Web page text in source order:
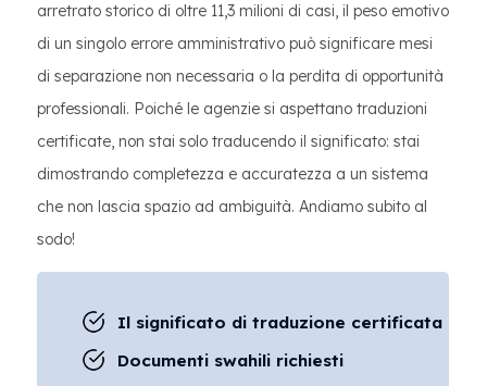
arretrato storico di oltre 11,3 milioni di casi, il peso emotivo
di un singolo errore amministrativo può significare mesi
di separazione non necessaria o la perdita di opportunità
professionali. Poiché le agenzie si aspettano traduzioni
certificate, non stai solo traducendo il significato: stai
dimostrando completezza e accuratezza a un sistema
che non lascia spazio ad ambiguità. Andiamo subito al
sodo!
Il significato di traduzione certificata
Documenti swahili richiesti